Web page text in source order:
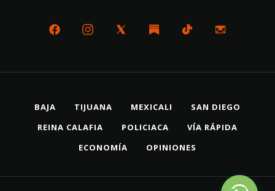
BAJA TIJUANA MEXICALI
SAN DIEGO
REINA CALAFIA
POLICIACA
VÍA RÁPIDA
ECONOMÍA
OPINIONES